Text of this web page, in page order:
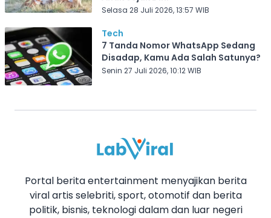
Selasa 28 Juli 2026, 13:57 WIB
Tech
7 Tanda Nomor WhatsApp Sedang
Disadap, Kamu Ada Salah Satunya?
Senin 27 Juli 2026, 10:12 WIB
Portal berita entertainment menyajikan berita
viral artis selebriti, sport, otomotif dan berita
politik, bisnis, teknologi dalam dan luar negeri